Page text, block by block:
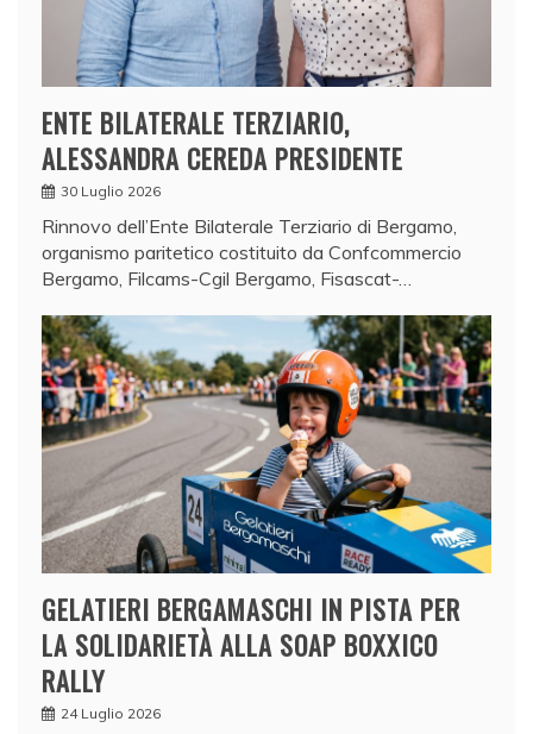
ENTE BILATERALE TERZIARIO,
ALESSANDRA CEREDA PRESIDENTE
30 Luglio 2026
Rinnovo dell’Ente Bilaterale Terziario di Bergamo,
organismo paritetico costituito da Confcommercio
Bergamo, Filcams-Cgil Bergamo, Fisascat-…
GELATIERI BERGAMASCHI IN PISTA PER
LA SOLIDARIETÀ ALLA SOAP BOXXICO
RALLY
24 Luglio 2026